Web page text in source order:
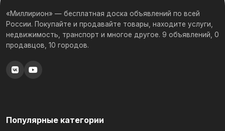
«Миллирион» — бесплатная доска объявлений по всей
России. Покупайте и продавайте товары, находите услуги,
недвижимость, транспорт и многое другое. 9 объявлений, 0
продавцов, 10 городов.
Популярные категории